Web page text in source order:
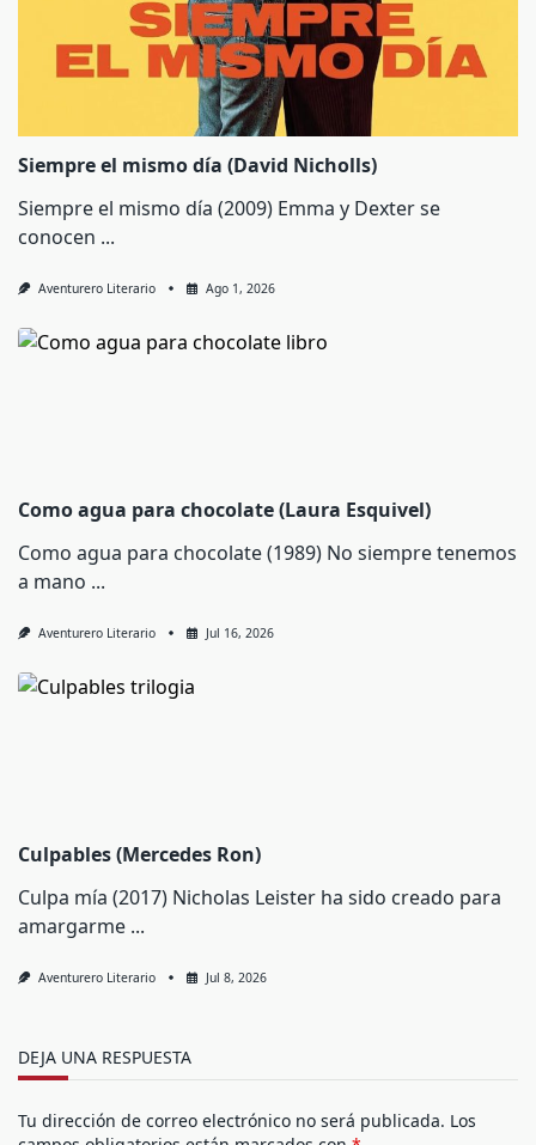
Siempre el mismo día (David Nicholls)
Siempre el mismo día (2009) Emma y Dexter se
conocen ...
Aventurero Literario Ago 1, 2026
Como agua para chocolate (Laura Esquivel)
Como agua para chocolate (1989) No siempre tenemos
a mano ...
Aventurero Literario Jul 16, 2026
Culpables (Mercedes Ron)
Culpa mía (2017) Nicholas Leister ha sido creado para
amargarme ...
Aventurero Literario Jul 8, 2026
DEJA UNA RESPUESTA
Tu dirección de correo electrónico no será publicada. Los